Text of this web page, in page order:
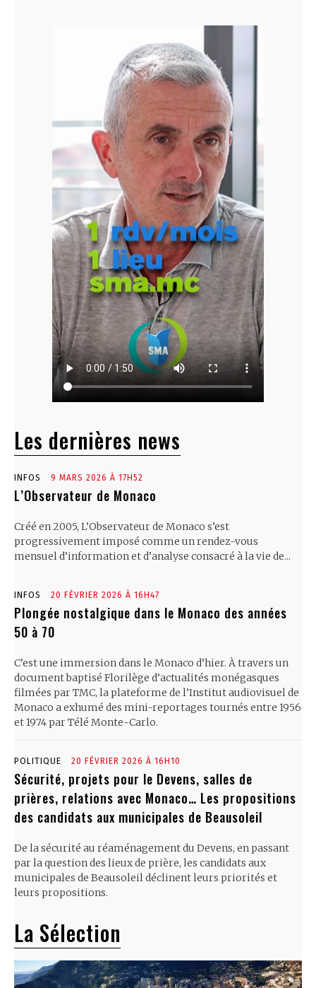
Les dernières news
INFOS 9 MARS 2026 À 17H52
L’Observateur de Monaco
Créé en 2005, L’Observateur de Monaco s’est
progressivement imposé comme un rendez-vous
mensuel d’information et d’analyse consacré à la vie de...
INFOS 20 FÉVRIER 2026 À 16H47
Plongée nostalgique dans le Monaco des années
50 à 70
C’est une immersion dans le Monaco d’hier. À travers un
document baptisé Florilège d’actualités monégasques
filmées par TMC, la plateforme de l’Institut audiovisuel de
Monaco a exhumé des mini-reportages tournés entre 1956
et 1974 par Télé Monte-Carlo.
POLITIQUE 20 FÉVRIER 2026 À 16H10
Sécurité, projets pour le Devens, salles de
prières, relations avec Monaco… Les propositions
des candidats aux municipales de Beausoleil
De la sécurité au réaménagement du Devens, en passant
par la question des lieux de prière, les candidats aux
municipales de Beausoleil déclinent leurs priorités et
leurs propositions.
La Sélection